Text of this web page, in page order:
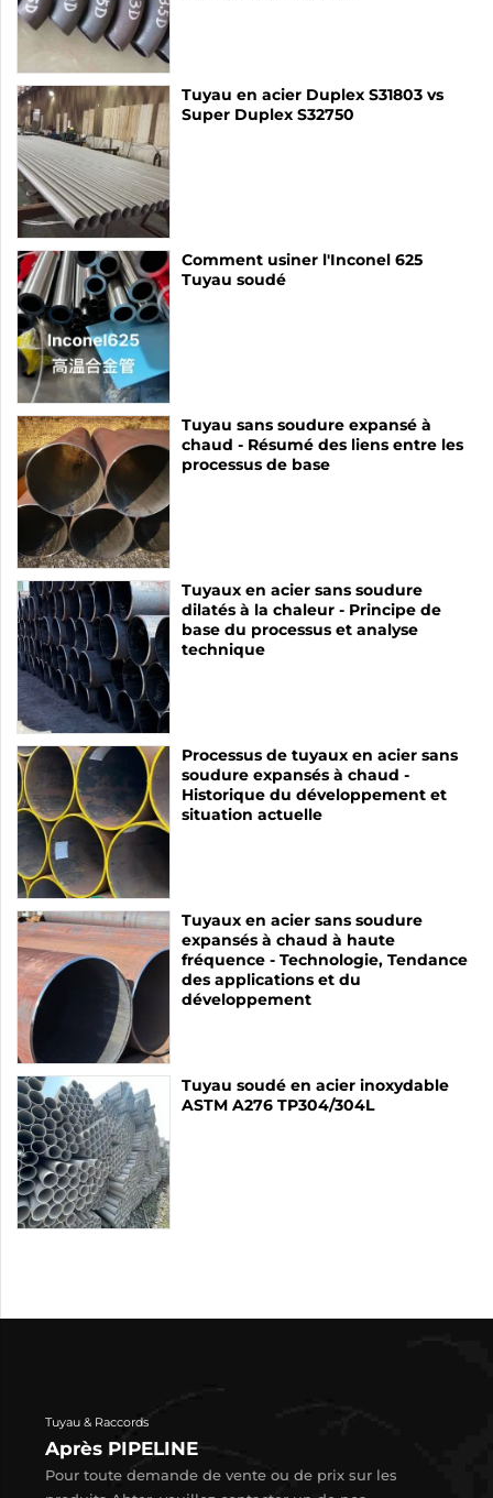
Tuyau en acier Duplex S31803 vs
Super Duplex S32750
Comment usiner l'Inconel 625
Tuyau soudé
Tuyau sans soudure expansé à
chaud - Résumé des liens entre les
processus de base
Tuyaux en acier sans soudure
dilatés à la chaleur - Principe de
base du processus et analyse
technique
Processus de tuyaux en acier sans
soudure expansés à chaud -
Historique du développement et
situation actuelle
Tuyaux en acier sans soudure
expansés à chaud à haute
fréquence - Technologie, Tendance
des applications et du
développement
Tuyau soudé en acier inoxydable
ASTM A276 TP304/304L
Tuyau & Raccords
Après PIPELINE
Pour toute demande de vente ou de prix sur les